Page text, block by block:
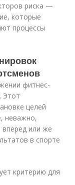
риска —
которые
процессы
фитнес-
Этот
целей
неважно,
вперед или же
в спорте
критерию для